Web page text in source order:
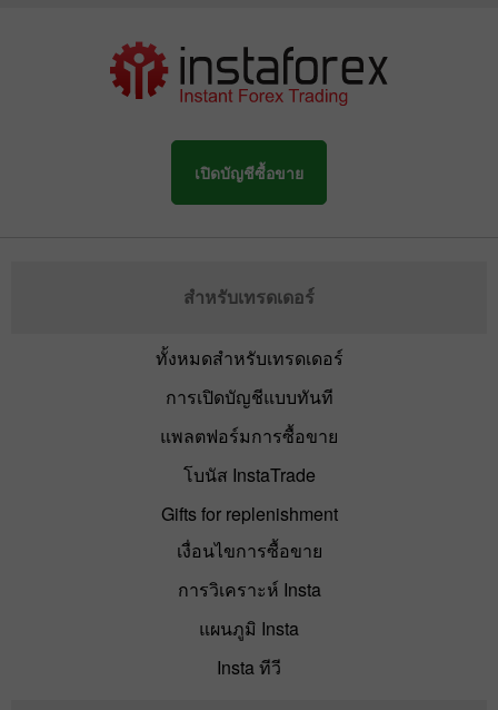
เปิดบัญชีซื้อขาย
สำหรับเทรดเดอร์
ทั้งหมดสำหรับเทรดเดอร์
การเปิดบัญชีแบบทันที
แพลตฟอร์มการซื้อขาย
โบนัส InstaTrade
Gifts for replenishment
เงื่อนไขการซื้อขาย
การวิเคราะห์ Insta
แผนภูมิ Insta
Insta ทีวี